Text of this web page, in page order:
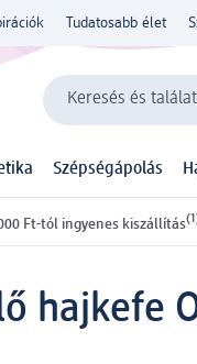
Tudatosabb élet
Keresés és
Szépségápolás
Ft-tól ingyenes kiszállítás
hajkefe